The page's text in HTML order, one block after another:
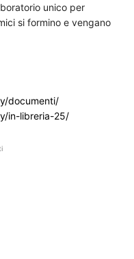
unico per
si formino e vengano
documenti/
in-libreria-25/